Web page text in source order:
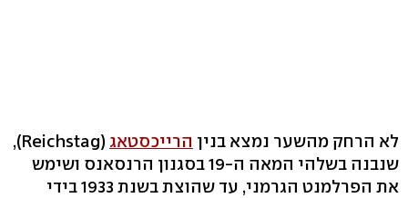
לא הרחק מהשער נמצא בנין הרייכסטאג
(Reichstag),
שנבנה בשלהי המאה ה-19 בסגנון הרנסאנס ושימש
את הפרלמנט הגרמני, עד שהוצת בשנת 1933 בידי